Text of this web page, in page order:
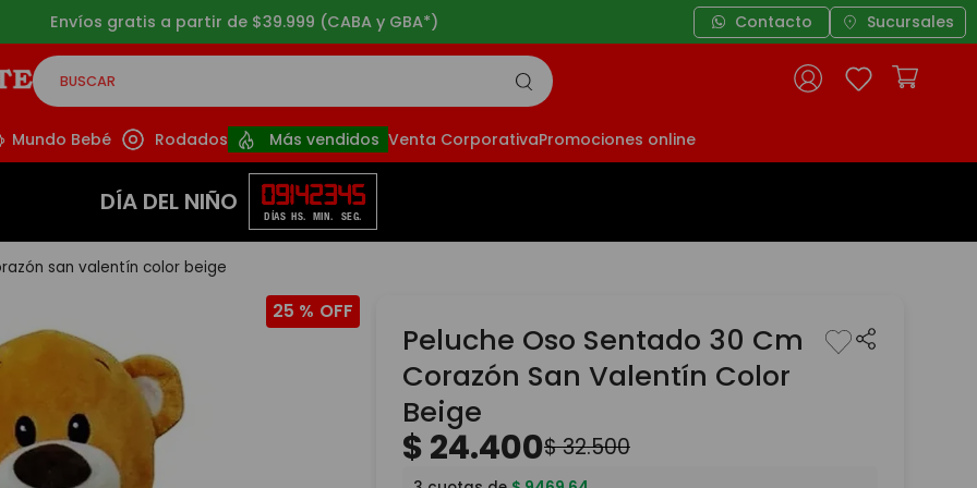
Envíos gratis a partir de $39.999 (CABA y GBA*) Contacto Sucursales
BUSCAR
Mundo Bebé Rodados Más vendidos Venta CorporativaPromociones online
DÍA DEL NIÑO 09
DÍAS
14
HS.
23
MIN.
44
SEG.
san valentín color beige
25 %
Peluche Oso Sentado 30 Cm
Corazón San Valentín Color
Beige
$24.400$32.500